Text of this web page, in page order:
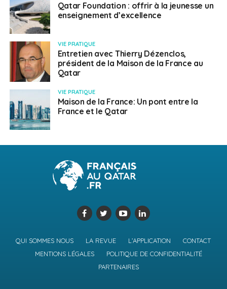
Qatar Foundation : offrir à la jeunesse un
enseignement d’excellence
VIE PRATIQUE
Entretien avec Thierry Dézenclos,
président de la Maison de la France au
Qatar
VIE PRATIQUE
Maison de la France: Un pont entre la
France et le Qatar
QUI SOMMES NOUS LA REVUE L’APPLICATION
CONTACT
MENTIONS LÉGALES
POLITIQUE DE CONFIDENTIALITÉ
PARTENAIRES